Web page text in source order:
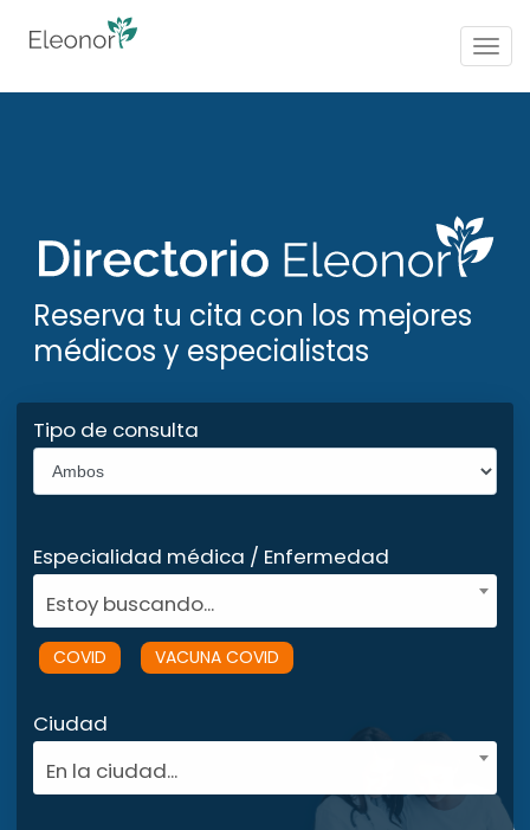
Reserva tu cita con los mejores
médicos y especialistas
Tipo de consulta
Especialidad médica / Enfermedad
Estoy buscando...
COVID VACUNA COVID
Ciudad
En la ciudad...